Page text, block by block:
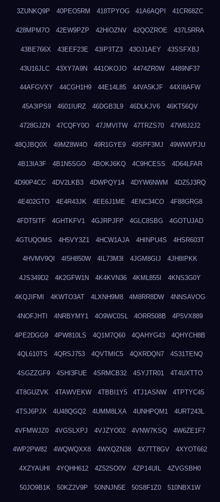
3ZUNKQ9P 40PEO5RM 418TPYOG 41A6AQPI 41CR68ZC
428MPM7O 42EW9PZP 42HIOZNV 42QOZROE 437L5RRA
43BE766X 43EEF23E 43IP3TZ3 43OJ1AEY 43SSFXBJ
43U16JLC 43XY7A9N 441OKOJO 4474ZR0W 4489NF37
44AFGVXY 44CGH1H9 44E14L85 44VA5KJF 44XI8AFW
45A3IPS9 4601IURZ 46DGB3L9 46DLKJV6 46KT56QV
4728GJZN 47CQFY0O 47JMVITW 47TRZS70 47W8J2J2
48QJBQ0X 49MZ8W4O 49R1GYE9 49SPF3MJ 49WWVPJU
4B13IA3F 4B1N5SGO 4BOKJ6KQ 4C9HCESS 4D64LFAR
4D90P4CC 4DV2LKB3 4DWPQY14 4DYW6NWM 4DZ5J3RQ
4E402GTO 4E4R43JK 4EE6J1ME 4ENC34CO 4F88GRG8
4FDT5ITF 4GHTKFV1 4GJRPJFP 4GLC8SBG 4GOTUJAD
4GTUQOMS 4H5VY3Z1 4HCW1AJA 4HINPU4S 4HSR603T
4HVMV9QI 4I5H850W 4IL73M3I 4JGM8GIJ 4JH8IPKK
4JS349D2 4K2GFW1N 4K4KVN36 4KML855I 4KNS3G0Y
4KQJIFMI 4KWTO3AT 4LXNH9M8 4M8RR8DW 4NNSAVOG
4NOFJHTI 4NRBYMY1 4O9WC0SL 4ORR508B 4P5VX889
4PE2DGG9 4PW810LS 4Q1M7Q60 4QAHYG43 4QHYCH8B
4QL610TS 4QRSJ753 4QVTMIC5 4QXRDQN7 4S31TENQ
4SGZZGF9 4SHI3FUE 4SRMCB32 4SYJTR01 4T4UXTTO
4T8GUZVK 4TAWVEKW 4TBBI1Y5 4TJ1ASNW 4TPTYC45
4TSJ6PJX 4U48QGQ2 4UMM8LXA 4UNHPQM1 4URT243L
4VFMWJZ0 4VGSLXPJ 4VJZYO02 4VNW7KSQ 4W6ZE1F7
4WP2PW82 4WQWQXX8 4WXQZN38 4X7TT8GV 4XYOT662
4XZYAUHI 4YQHH612 4Z52SO0V 4ZP14UIL 4ZVGSBH0
50JO9B1K 50KZ2V9P 50NNJN5E 50S8F1Z0 510NBX1W